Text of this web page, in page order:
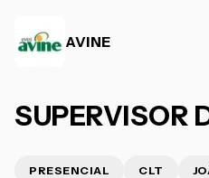
AVINE
SUPERVISOR
PRESENCIAL CLT